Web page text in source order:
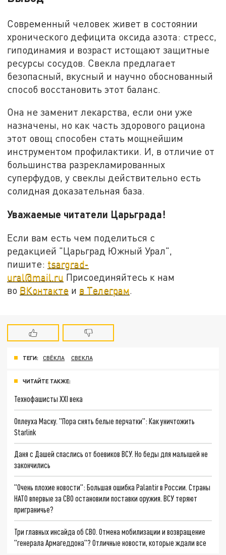
Современный человек живет в состоянии
хронического дефицита оксида азота: стресс,
гиподинамия и возраст истощают защитные
ресурсы сосудов. Свекла предлагает
безопасный, вкусный и научно обоснованный
способ восстановить этот баланс.
Она не заменит лекарства, если они уже
назначены, но как часть здорового рациона
этот овощ способен стать мощнейшим
инструментом профилактики. И, в отличие от
большинства разрекламированных
суперфудов, у свеклы действительно есть
солидная доказательная база.
Уважаемые читатели Царьграда!
Если вам есть чем поделиться с
редакцией "Царьград Южный Урал",
пишите: tsargrad-
ural@mail.ru Присоединяйтесь к нам
во ВКонтакте и в Телеграм.
ТЕГИ: СВЁКЛА СВЕКЛА
ЧИТАЙТЕ ТАКЖЕ:
Технофашисты XXI века
Оплеуха Маску. "Пора снять белые перчатки": Как уничтожить
Starlink
Даня с Дашей спаслись от боевиков ВСУ. Но беды для малышей не
закончились
"Очень плохие новости": Большая ошибка Palantir в России. Страны
НАТО впервые за СВО остановили поставки оружия. ВСУ теряют
приграничье?
Три главных инсайда об СВО. Отмена мобилизации и возвращение
"генерала Армагеддона"? Отличные новости, которые ждали все